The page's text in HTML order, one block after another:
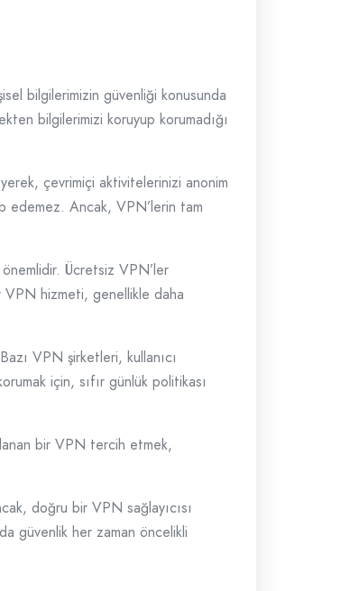
bilgilerimizin güvenliği konusunda
bilgilerimizi koruyup korumadığı
çevrimiçi aktivitelerinizi anonim
edemez. Ancak, VPN’lerin tam
Ücretsiz VPN’ler
VPN hizmeti, genellikle daha
VPN şirketleri, kullanıcı
için, sıfır günlük politikası
bir VPN tercih etmek,
doğru bir VPN sağlayıcısı
güvenlik her zaman öncelikli